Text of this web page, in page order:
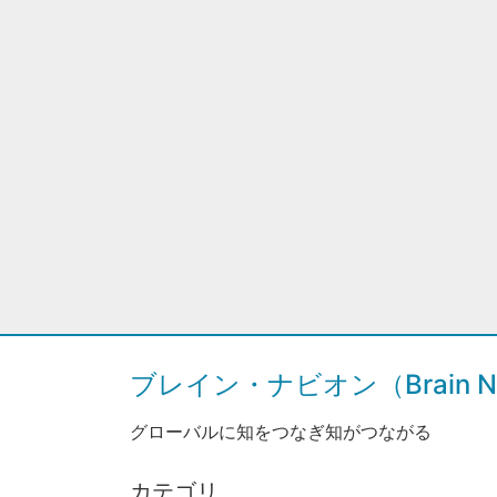
ブレイン・ナビオン（Brain
グローバルに知をつなぎ知がつながる
カテゴリ